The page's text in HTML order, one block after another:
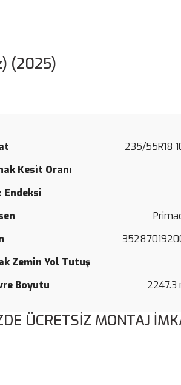
(2025)
235/55R18
Kesit Oranı
Endeksi
Zemin Yol Tutuş
Boyutu 2247.3
ÜCRETSİZ MONTAJ